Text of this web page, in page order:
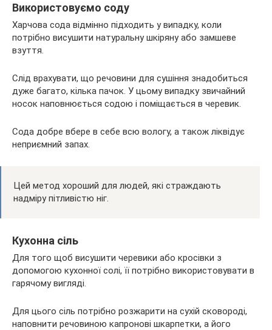
Використовуємо соду
Харчова сода відмінно підходить у випадку, коли
потрібно висушити натуральну шкіряну або замшеве
взуття.
Слід врахувати, що речовини для сушіння знадобиться
дуже багато, кілька пачок. У цьому випадку звичайний
носок наповнюється содою і поміщається в черевик.
Сода добре вбере в себе всю вологу, а також ліквідує
неприємний запах.
Цей метод хороший для людей, які страждають
надміру пітливістю ніг.
Кухонна сіль
Для того щоб висушити черевики або кросівки з
допомогою кухонної солі, її потрібно використовувати в
гарячому вигляді.
Для цього сіль потрібно розжарити на сухій сковороді,
наповнити речовиною капронові шкарпетки, а його